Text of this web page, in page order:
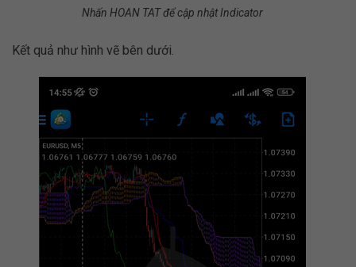
Nhấn HOAN TAT để cập nhật Indicator
Kết quả như hình vẽ bên dưới.